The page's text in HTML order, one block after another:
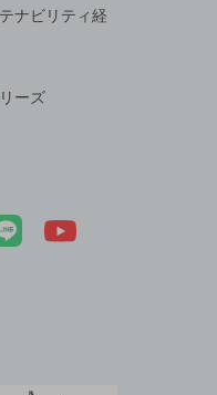
ナビリティ経
ーズ